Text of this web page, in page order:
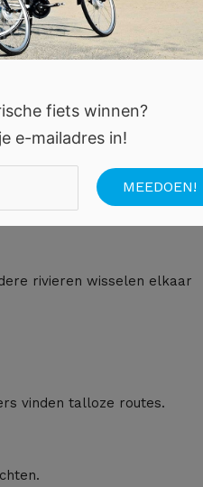
een kleine bakker of
rivieren wisselen elkaar
vinden talloze routes.
fiets winnen?
e-mailadres in!